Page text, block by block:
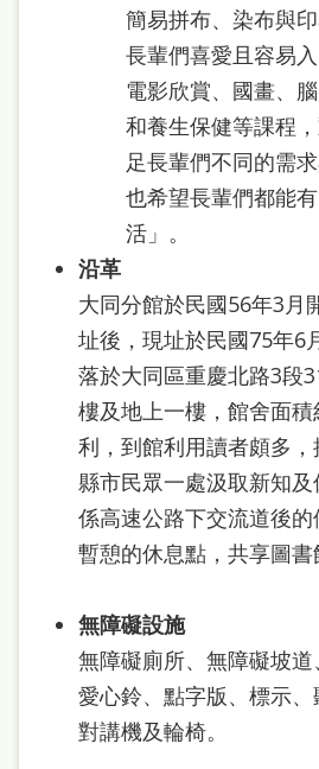
簡易拼布、染布與
長輩們喜愛且容易入
電影欣賞、國畫、
和養生保健等課程
足長輩們不同的需
也希望長輩們都能
活」。
沿革
大同分館於民國56年3月
址後，現址於民國75年6
落於大同區重慶北路3段
樓及地上一樓，館舍面
利，到館利用讀者頗多
縣市民眾一處汲取新知
係高速公路下交流道後
暫憩的休息點，共享圖書
無障礙設施
無障礙廁所、無障礙坡道
愛心鈴、點字版、標示、
對講機及輪椅。